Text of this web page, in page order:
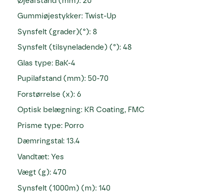
Gummiøjestykker: Twist-Up
Synsfelt (grader)(°): 8
Synsfelt (tilsyneladende) (°): 48
Glas type: BaK-4
Pupilafstand (mm): 50-70
Forstørrelse (x): 6
Optisk belægning: KR Coating, FMC
Prisme type: Porro
Dæmringstal: 13.4
Vandtæt: Yes
Vægt (g): 470
Synsfelt (1000m) (m): 140